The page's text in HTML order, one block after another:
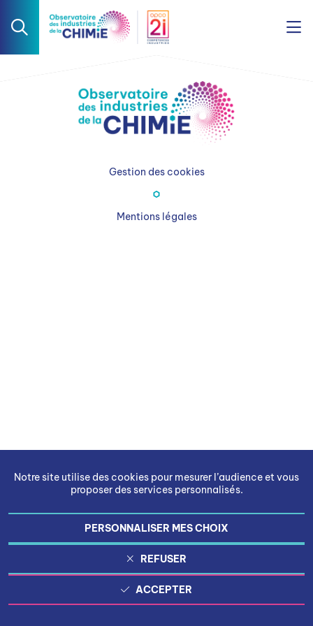
Notre site utilise des cookies pour mesurer l’audience et vous
proposer des services personnalisés.
PERSONNALISER MES CHOIX
REFUSER
ACCEPTER
Gestion des cookies
Mentions légales